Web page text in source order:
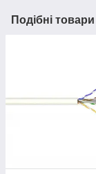
Подібні